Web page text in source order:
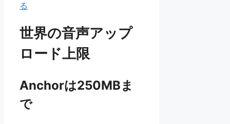
る
世界の音声アップ
ロード上限
Anchorは250MBま
で